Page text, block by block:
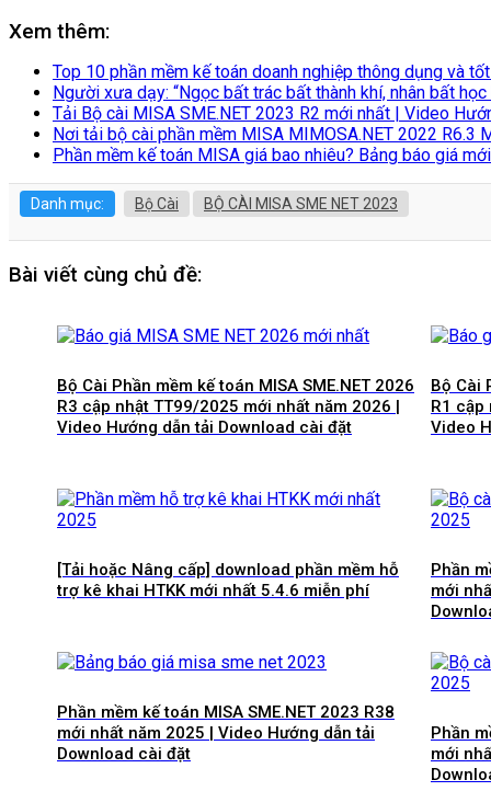
Xem thêm:
Top 10 phần mềm kế toán doanh nghiệp thông dụng và
Người xưa dạy: “Ngọc bất trác bất thành khí, nhân bất
Tải Bộ cài MISA SME.NET 2023 R2 mới nhất | Video
Nơi tải bộ cài phần mềm MISA MIMOSA.NET 2022 R6.3
Phần mềm kế toán MISA giá bao nhiêu? Bảng báo giá
Danh mục: Bộ Cài BỘ CÀI MISA SME NET 2023
Bài viết cùng chủ đề:
Bộ Cài Phần mềm kế toán MISA SME.NET 2026
R3 cập nhật TT99/2025 mới nhất năm 2026 |
Video Hướng dẫn tải Download cài đặt
Bộ Cài
R1 cập
Video
[Tải hoặc Nâng cấp] download phần mềm hỗ
trợ kê khai HTKK mới nhất 5.4.6 miễn phí
Phần
mới
Phần mềm kế toán MISA SME.NET 2023 R38
mới nhất năm 2025 | Video Hướng dẫn tải
Download cài đặt
Phần
mới